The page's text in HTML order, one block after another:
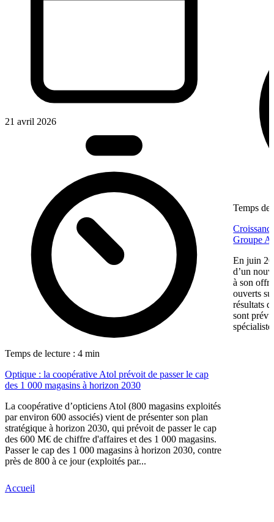
21 avril 2026
Temps de lecture : 4 min
Optique : la coopérative Atol prévoit de passer le cap
des 1 000 magasins à horizon 2030
La coopérative d’opticiens Atol (800 magasins exploités
par environ 600 associés) vient de présenter son plan
stratégique à horizon 2030, qui prévoit de passer le cap
des 600 M€ de chiffre d'affaires et des 1 000 magasins.
Passer le cap des 1 000 magasins à horizon 2030, contre
près de 800 à ce jour (exploités par...
Temps de
Groupe
En juin
d’un
à son
ouverts
résultats
sont
Accueil